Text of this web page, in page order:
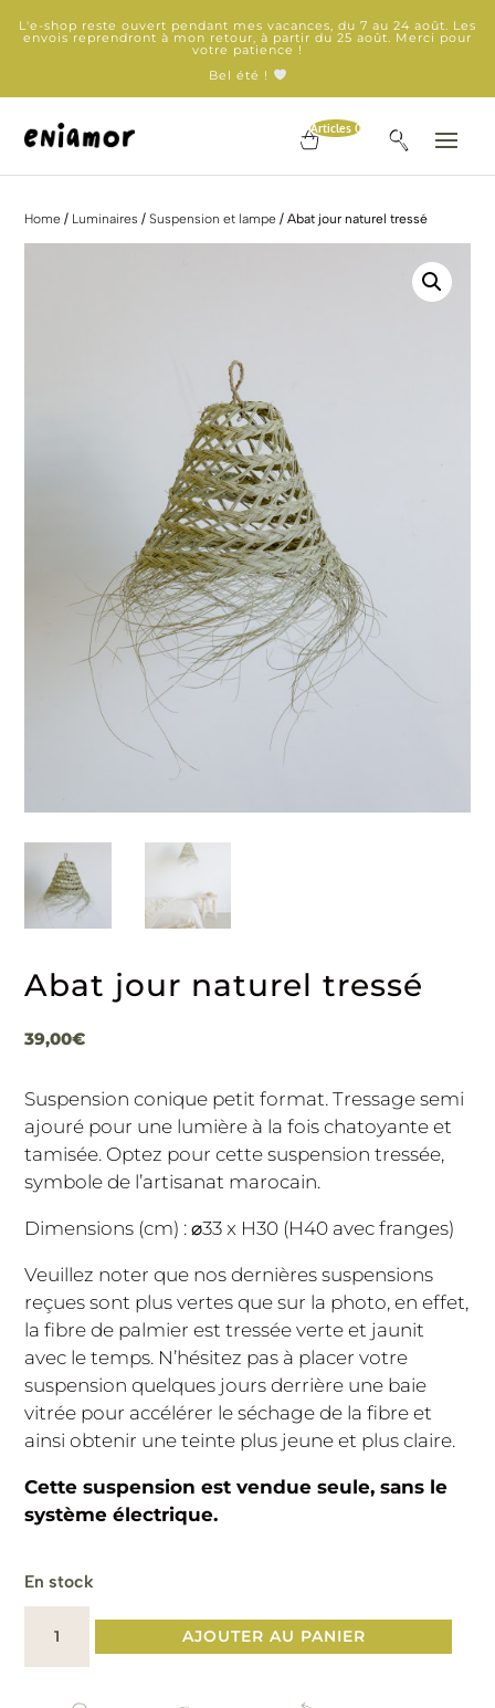
L'e-shop reste ouvert pendant mes vacances, du 7 au 24 août. Les
envois reprendront à mon retour, à partir du 25 août. Merci pour
votre patience !
Bel été !
Articles 0
Home / Luminaires /Suspension et lampe / Abat jour naturel tressé
Abat jour naturel tressé
39,00€
Suspension conique petit format. Tressage semi
ajouré pour une lumière à la fois chatoyante et
tamisée. Optez pour cette suspension tressée,
symbole de l’artisanat marocain.
Dimensions (cm) : ⌀33 x H30 (H40 avec franges)
Veuillez noter que nos dernières suspensions
reçues sont plus vertes que sur la photo, en effet,
la fibre de palmier est tressée verte et jaunit
avec le temps. N’hésitez pas à placer votre
suspension quelques jours derrière une baie
vitrée pour accélérer le séchage de la fibre et
ainsi obtenir une teinte plus jeune et plus claire.
Cette suspension est vendue seule, sans le
système électrique.
En stock
quantité
Abat
AJOUTER AU PANIER